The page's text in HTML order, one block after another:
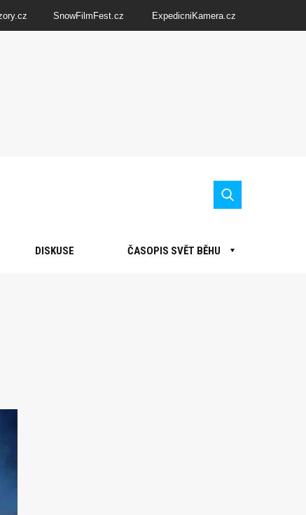
SnowFilmFest.cz ExpedicniKamera.cz
DISKUSE ČASOPIS SVĚT BĚHU